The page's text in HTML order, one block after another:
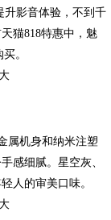
升影音体验，不到千
猫818特惠中，魅
。
属机身和纳米注塑
感细腻。星空灰、
人的审美口味。